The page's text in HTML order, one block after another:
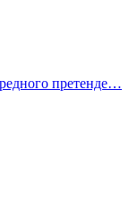
претенде…